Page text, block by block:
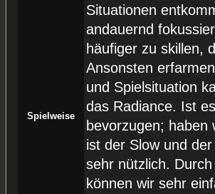
Spielweise
Situationen
andauernd
häufiger zu skillen,
Ansonsten
und Spielsituation
das Radiance. Ist
bevorzugen;
ist der Slow und
sehr nützlich.
können wir sehr